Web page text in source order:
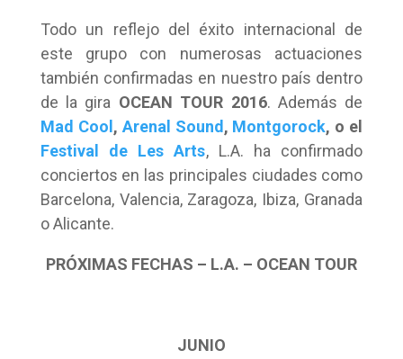
Todo un reflejo del éxito internacional de
este grupo con numerosas actuaciones
también confirmadas en nuestro país dentro
de la gira OCEAN TOUR 2016. Además de
Mad Cool, Arenal Sound, Montgorock, o el
Festival de Les Arts, L.A. ha confirmado
conciertos en las principales ciudades como
Barcelona, Valencia, Zaragoza, Ibiza, Granada
o Alicante.
PRÓXIMAS FECHAS – L.A. – OCEAN TOUR
JUNIO